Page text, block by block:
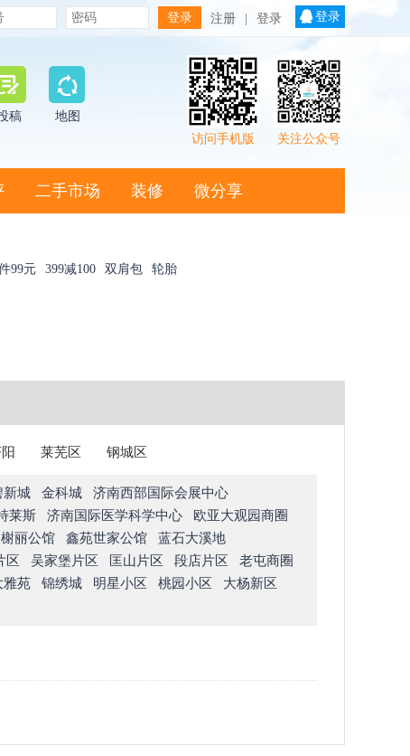
注册 登录 登录
稿
地图
关注公众号
访问手机版
二手市场 装修 微分享
99元 399减100 双肩包 轮胎
莱芜区 钢城区
新城 金科城
济南西部国际会展中心
莱斯 济南国际医学科学中心
欧亚大观园商圈
丽公馆 鑫苑世家公馆
蓝石大溪地
区 吴家堡片区 匡山片区 段店片区
老屯商圈
雅苑 锦绣城 明星小区 桃园小区
大杨新区